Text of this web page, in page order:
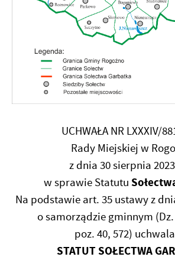
UCHWAŁA NR LXXXIV/
Rady Miejskiej w
z dnia 30 sierpnia
w sprawie Statutu
Na podstawie art. 35 ustawy z
o samorządzie gminnym (Dz.
poz. 40, 572)
STATUT SOŁECTWA